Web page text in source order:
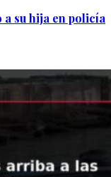
su hija en policía